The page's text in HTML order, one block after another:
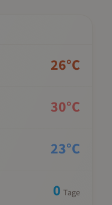
26°C
30°C
23°C
0 Tage